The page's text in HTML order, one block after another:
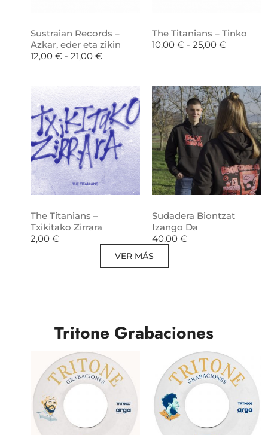
Sustraian Records –
Azkar, eder eta zikin
12,00 € - 21,00 €
The Titanians – Tinko
10,00 € - 25,00 €
The Titanians –
Txikitako Zirrara
2,00 €
Sudadera Biontzat
Izango Da
40,00 €
VER MÁS
Tritone Grabaciones